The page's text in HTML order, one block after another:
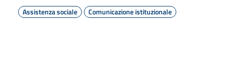
Assistenza sociale
Comunicazione istituzionale